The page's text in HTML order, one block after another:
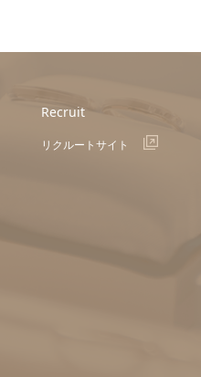
Recruit
リクルートサイト